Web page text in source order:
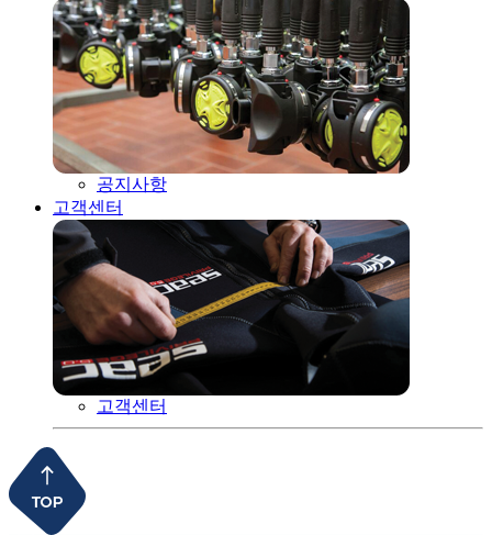
공지사항
고객센터
고객센터